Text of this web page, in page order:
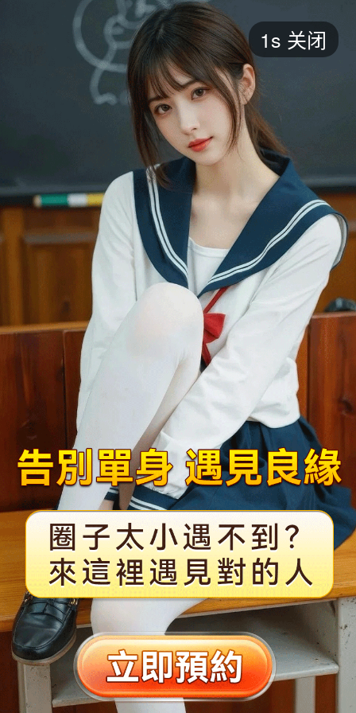
短剧
最热 添加 评分
都市 甜宠 逆袭 玄幻
2025 2024 2023 2022
全部 大陆 香港 台湾 美国 韩国 日本
1s 关闭